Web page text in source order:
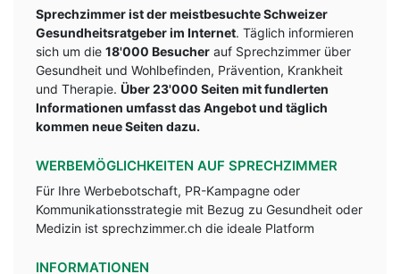
Sprechzimmer ist der meistbesuchte Schweizer
Gesundheitsratgeber im Internet. Täglich informieren
sich um die 18'000 Besucher auf Sprechzimmer über
Gesundheit und Wohlbefinden, Prävention, Krankheit
und Therapie. Über 23'000 Seiten mit fundlerten
Informationen umfasst das Angebot und täglich
kommen neue Seiten dazu.
WERBEMÖGLICHKEITEN AUF SPRECHZIMMER
Für Ihre Werbebotschaft, PR-Kampagne oder
Kommunikationsstrategie mit Bezug zu Gesundheit oder
Medizin ist sprechzimmer.ch die ideale Platform
INFORMATIONEN